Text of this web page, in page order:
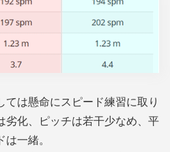
ては懸命にスピード練習に取り
劣化、ピッチは若干少なめ、平
一緒。